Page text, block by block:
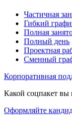
Частичная
Гибкий
Полная
Полный день
Проектная
Сменный
Корпоративная
Какой соцпакет вы
Оформляйте